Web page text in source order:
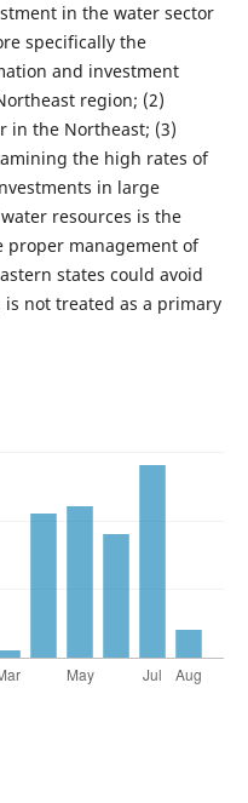
in the water sector
specifically the
and investment
region; (2)
in the Northeast; (3)
the high rates of
in large
resources is the
proper management of
states could avoid
not treated as a primary